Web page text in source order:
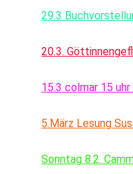
29.3
20.3.
15.3 colmar 15
5.März Lesung
Sonntag 8.2.